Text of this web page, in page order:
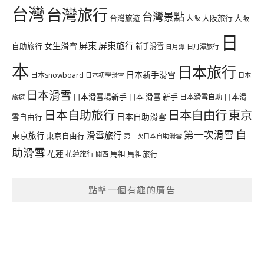
台灣台灣旅行 台灣旅遊 台灣景點大阪大阪旅行大阪
自助旅行 女生滑雪 屏東 屏東旅行新手滑雪 日月潭 日月潭旅行 日
本 日本snowboard 日本初學滑雪 日本新手滑雪 日本旅行 日本
旅遊 日本滑雪 日本滑雪場新手 日本 滑雪 新手 日本滑雪自助 日本滑
雪自由行 日本自助旅行 日本自助滑雪 日本自由行東京
東京旅行 東京自由行 滑雪旅行 第一次日本自助滑雪 第一次滑雪 自
助滑雪 花蓮花蓮旅行 關西 馬祖 馬祖旅行
點擊一個有趣的廣告